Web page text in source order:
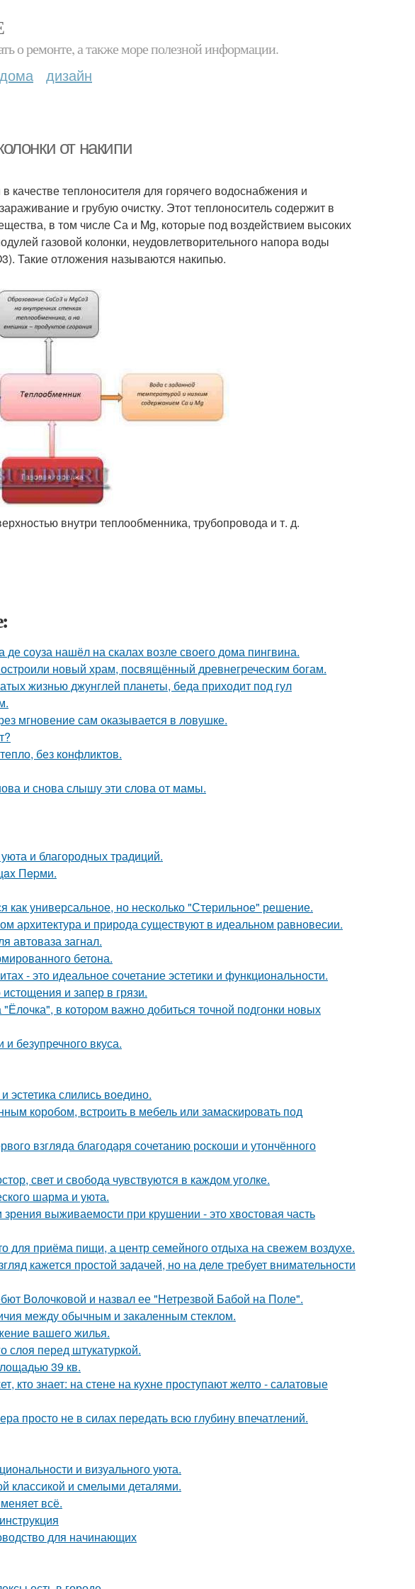
о ремонте, а также море полезной информации.
дизайн
от накипи
теплоносителя для горячего водоснабжения и
и грубую очистку. Этот теплоноситель содержит в
в том числе Са и Mg, которые под воздействием высоких
газовой колонки, неудовлетворительного напора воды
Такие отложения называются накипью.
внутри теплообменника, трубопровода и т. д.
соуза нашёл на скалах возле своего дома пингвина.
новый храм, посвящённый древнегреческим богам.
жизнью джунглей планеты, беда приходит под гул
мгновение сам оказывается в ловушке.
без конфликтов.
и снова слышу эти слова от мамы.
и благородных традиций.
Пepми.
как универсальное, но несколько "Стерильное" решение.
архитектура и природа существуют в идеальном равновесии.
автоваза загнал.
бетона.
- это идеальное сочетание эстетики и функциональности.
и запер в грязи.
в котором важно добиться точной подгонки новых
безупречного вкуса.
эстетика слились воедино.
коробом, встроить в мебель или замаскировать под
взгляда благодаря сочетанию роскоши и утончённого
свет и свобода чувствуются в каждом уголке.
шарма и уюта.
выживаемости при крушении - это хвостовая часть
для приёма пищи, а центр семейного отдыха на свежем воздухе.
кажется простой задачей, но на деле требует внимательности
Волочковой и назвал ее "Нетрезвой Бабой на Поле".
между обычным и закаленным стеклом.
вашего жилья.
слоя перед штукатуркой.
39 кв.
кто знает: на стене на кухне проступают желто - салатовые
просто не в силах передать всю глубину впечатлений.
и визуального уюта.
классикой и смелыми деталями.
всё.
для начинающих